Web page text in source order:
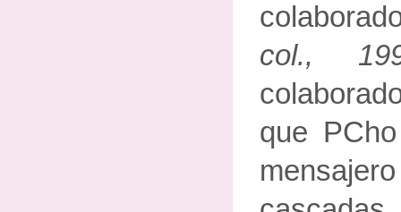
col.,
que